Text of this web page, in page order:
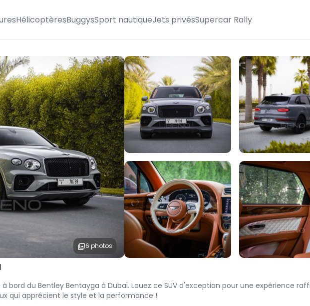
HélicoptèresBuggysSport nautiqueJets privésSupercar Rally
6 photos
bord du Bentley Bentayga à Dubaï. Louez ce SUV d'exception pour une expérience
qui apprécient le style et la performance !